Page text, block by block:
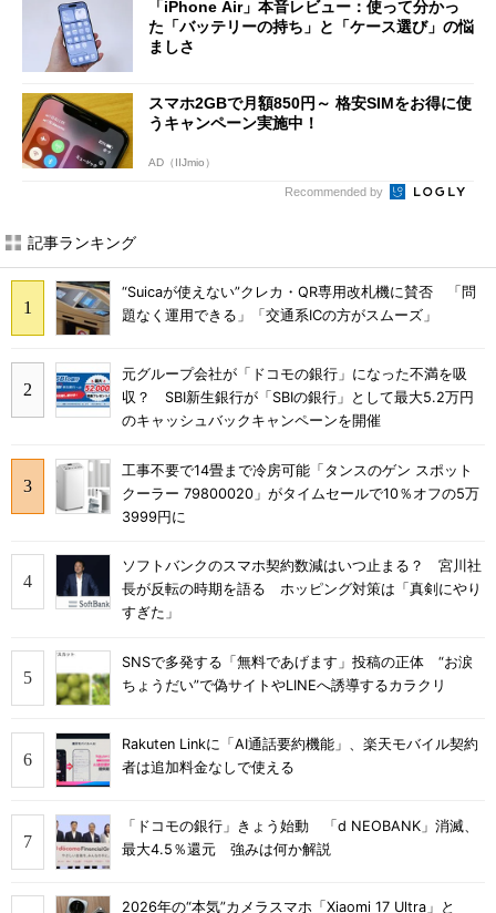
「iPhone Air」本音レビュー：使って分かっ
た「バッテリーの持ち」と「ケース選び」の悩
ましさ
スマホ2GBで月額850円～ 格安SIMをお得に使
うキャンペーン実施中！
AD（IIJmio）
Recommended by
記事ランキング
“Suicaが使えない”クレカ・QR専用改札機に賛否 「問
題なく運用できる」「交通系ICの方がスムーズ」
元グループ会社が「ドコモの銀行」になった不満を吸
収？ SBI新生銀行が「SBIの銀行」として最大5.2万円
のキャッシュバックキャンペーンを開催
工事不要で14畳まで冷房可能「タンスのゲン スポット
クーラー 79800020」がタイムセールで10％オフの5万
3999円に
ソフトバンクのスマホ契約数減はいつ止まる？ 宮川社
長が反転の時期を語る ホッピング対策は「真剣にやり
すぎた」
SNSで多発する「無料であげます」投稿の正体 “お涙
ちょうだい”で偽サイトやLINEへ誘導するカラクリ
Rakuten Linkに「AI通話要約機能」、楽天モバイル契約
者は追加料金なしで使える
「ドコモの銀行」きょう始動 「d NEOBANK」消滅、
最大4.5％還元 強みは何か解説
2026年の“本気”カメラスマホ「Xiaomi 17 Ultra」と